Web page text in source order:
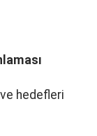
hedefleri